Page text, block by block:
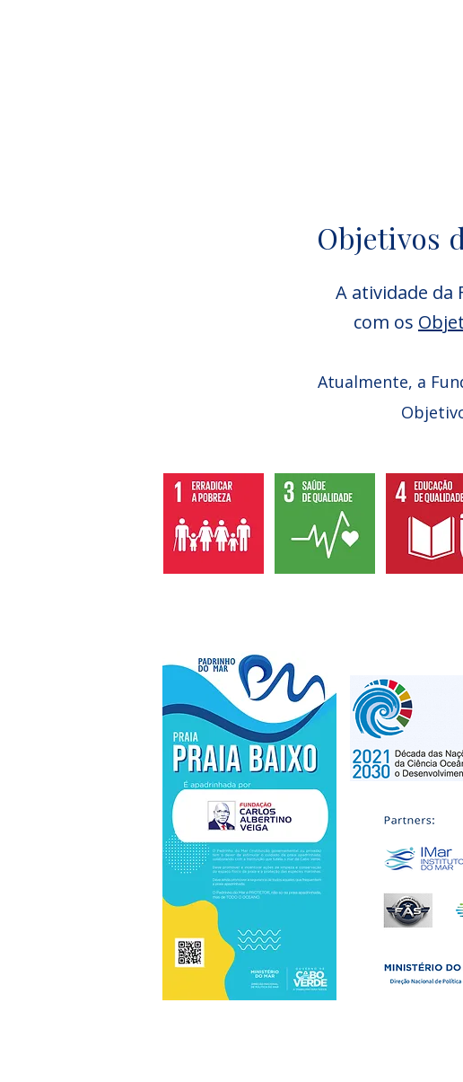
Objetivos
A atividade da
com os
Atualmente, a